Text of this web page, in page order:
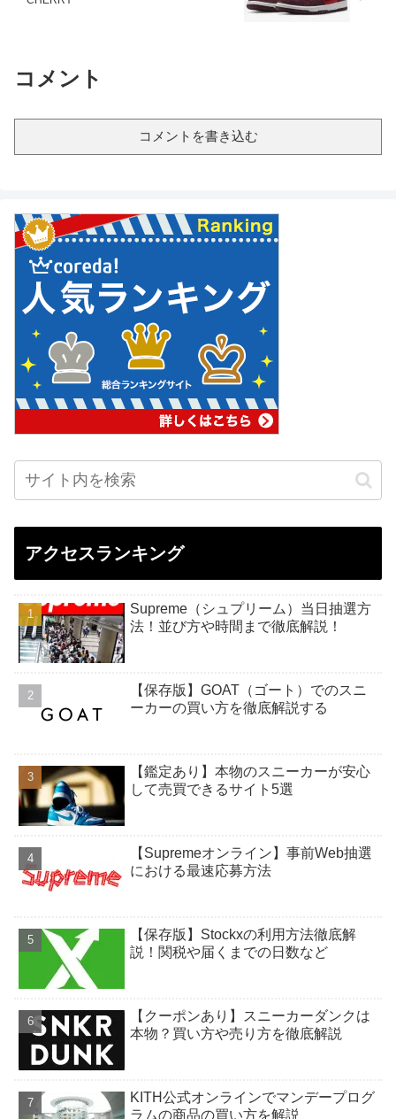
コメント
コメントを書き込む
アクセスランキング
Supreme（シュプリーム）当日抽選方
法！並び方や時間まで徹底解説！
【保存版】GOAT（ゴート）でのスニ
ーカーの買い方を徹底解説する
【鑑定あり】本物のスニーカーが安心
して売買できるサイト5選
【Supremeオンライン】事前Web抽選
における最速応募方法
【保存版】Stockxの利用方法徹底解
説！関税や届くまでの日数など
【クーポンあり】スニーカーダンクは
本物？買い方や売り方を徹底解説
KITH公式オンラインでマンデープログ
ラムの商品の買い方を解説